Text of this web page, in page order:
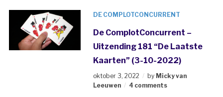
DE COMPLOTCONCURRENT
De ComplotConcurrent –
Uitzending 181 “De Laatste
Kaarten” (3-10-2022)
oktober 3, 2022 by Micky van
Leeuwen
4 comments